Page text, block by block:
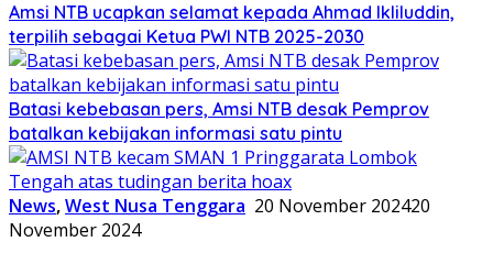
Amsi NTB ucapkan selamat kepada Ahmad Ikliluddin,
terpilih sebagai Ketua PWI NTB 2025-2030
Batasi kebebasan pers, Amsi NTB desak Pemprov
batalkan kebijakan informasi satu pintu
News,West Nusa Tenggara 20 November 202420
November 2024